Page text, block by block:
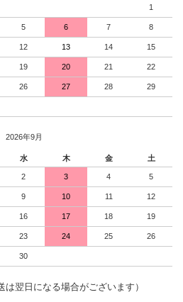
1
5 6 7 8
12 13 14 15
19 20 21 22
26 27 28 29
2026年9月
水 木 金 土
2 3 4 5
9 10 11 12
16 17 18 19
23 24 25 26
30
翌日になる場合がございます）